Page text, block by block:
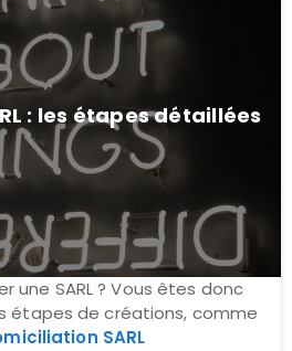
: les étapes détaillées
une SARL ? Vous êtes donc
étapes de créations, comme
SARL